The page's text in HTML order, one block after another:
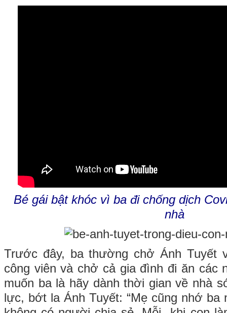
Bé gái bật khóc vì ba đi chống dịch
nhà
Trước đây, ba thường chở Ánh Tuyết
công viên và chở cả gia đình đi ăn các
muốn ba là hãy dành thời gian về nhà
lực, bớt la Ánh Tuyết: “Mẹ cũng nhớ ba